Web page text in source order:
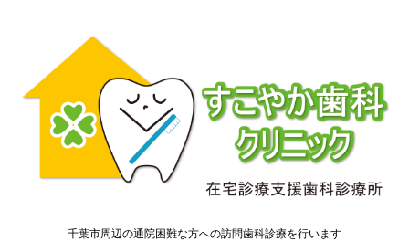
千葉市周辺の通院困難な方への訪問歯科診療を行います